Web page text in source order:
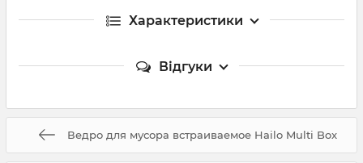
Характеристики
Відгуки
Ведро для мусора встраиваемое Hailo Multi Box